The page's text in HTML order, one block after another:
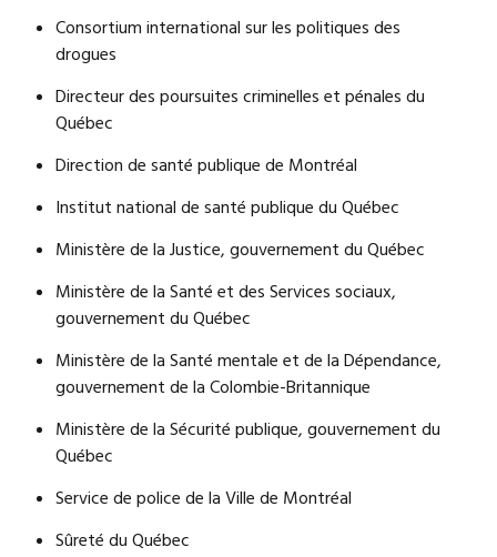
Consortium international sur les politiques des
drogues
Directeur des poursuites criminelles et pénales du
Québec
Direction de santé publique de Montréal
Institut national de santé publique du Québec
Ministère de la Justice, gouvernement du Québec
Ministère de la Santé et des Services sociaux,
gouvernement du Québec
Ministère de la Santé mentale et de la Dépendance,
gouvernement de la Colombie-Britannique
Ministère de la Sécurité publique, gouvernement du
Québec
Service de police de la Ville de Montréal
Sûreté du Québec